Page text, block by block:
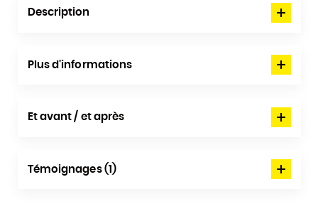
Description
Plus d'informations
Et avant / et après
Témoignages (1)